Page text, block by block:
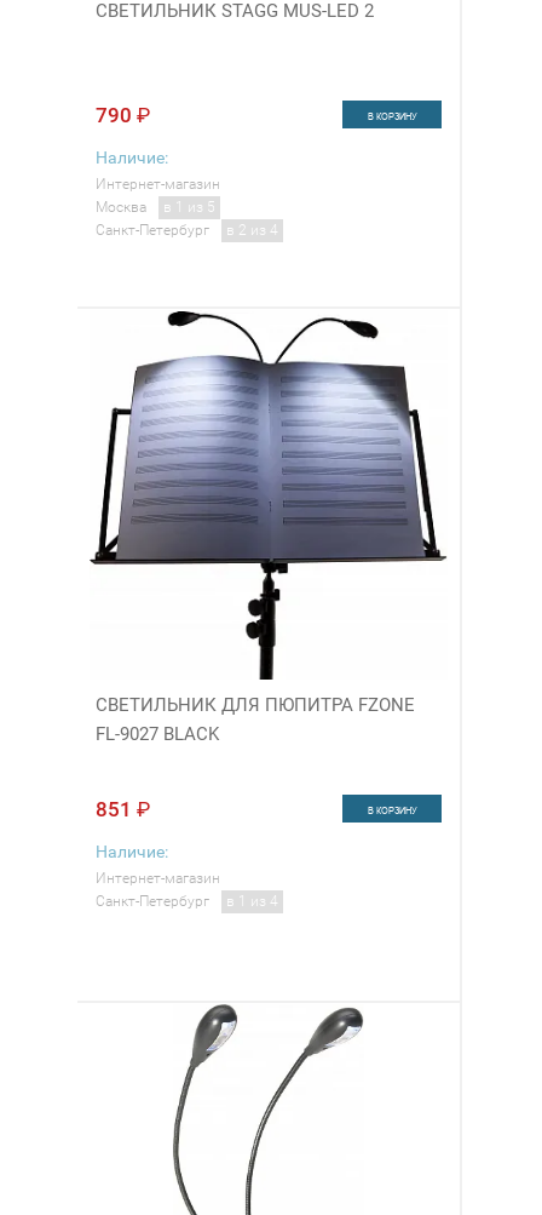
СВЕТИЛЬНИК STAGG MUS-LED 2
790 ₽ В КОРЗИНУ
Наличие:
Интернет-магазин
Москва
в 1 из 5
Санкт-Петербург
в 2 из 4
СВЕТИЛЬНИК ДЛЯ ПЮПИТРА FZONE
FL-9027 BLACK
851 ₽ В КОРЗИНУ
Наличие:
Интернет-магазин
Санкт-Петербург
в 1 из 4